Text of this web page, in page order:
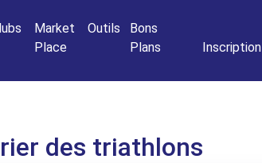
Market
Place
Outils
Bons
Plans
Inscription
des triathlons